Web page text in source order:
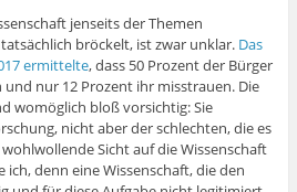
jenseits der Themen
bröckelt, ist zwar unklar. Das
ermittelte, dass 50 Prozent der Bürger
nur 12 Prozent ihr misstrauen. Die
womöglich bloß vorsichtig: Sie
nicht aber der schlechten, die es
Sicht auf die Wissenschaft
denn eine Wissenschaft, die den